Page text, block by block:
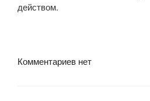
действом.
Комментариев нет